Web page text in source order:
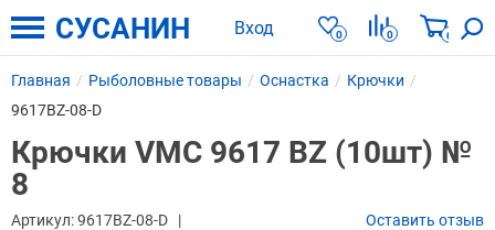
Вход 0 0 0
СУСАНИН
Главная Рыболовные товары Оснастка
Крючки
9617BZ-08-D
Крючки VMC 9617 BZ (10шт) №
8
Артикул:9617BZ-08-D Оставить отзыв